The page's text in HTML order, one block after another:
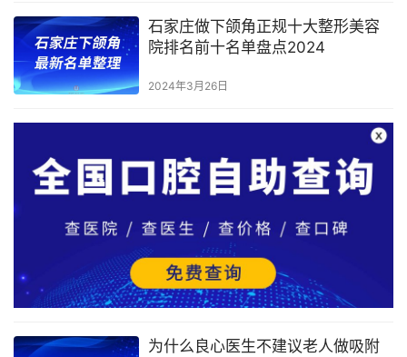
石家庄做下颌角正规十大整形美容
院排名前十名单盘点2024
2024年3月26日
为什么良心医生不建议老人做吸附